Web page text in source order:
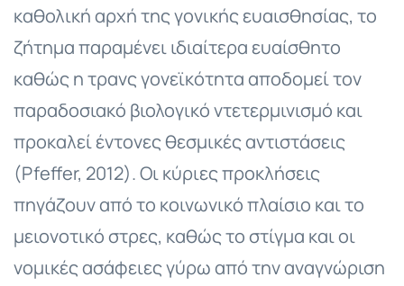
καθολική αρχή της γονικής ευαισθησίας, το
ζήτημα παραμένει ιδιαίτερα ευαίσθητο
καθώς η τρανς γονεϊκότητα αποδομεί τον
παραδοσιακό βιολογικό ντετερμινισμό και
προκαλεί έντονες θεσμικές αντιστάσεις
(Pfeffer, 2012). Οι κύριες προκλήσεις
πηγάζουν από το κοινωνικό πλαίσιο και το
μειονοτικό στρες, καθώς το στίγμα και οι
νομικές ασάφειες γύρω από την αναγνώριση